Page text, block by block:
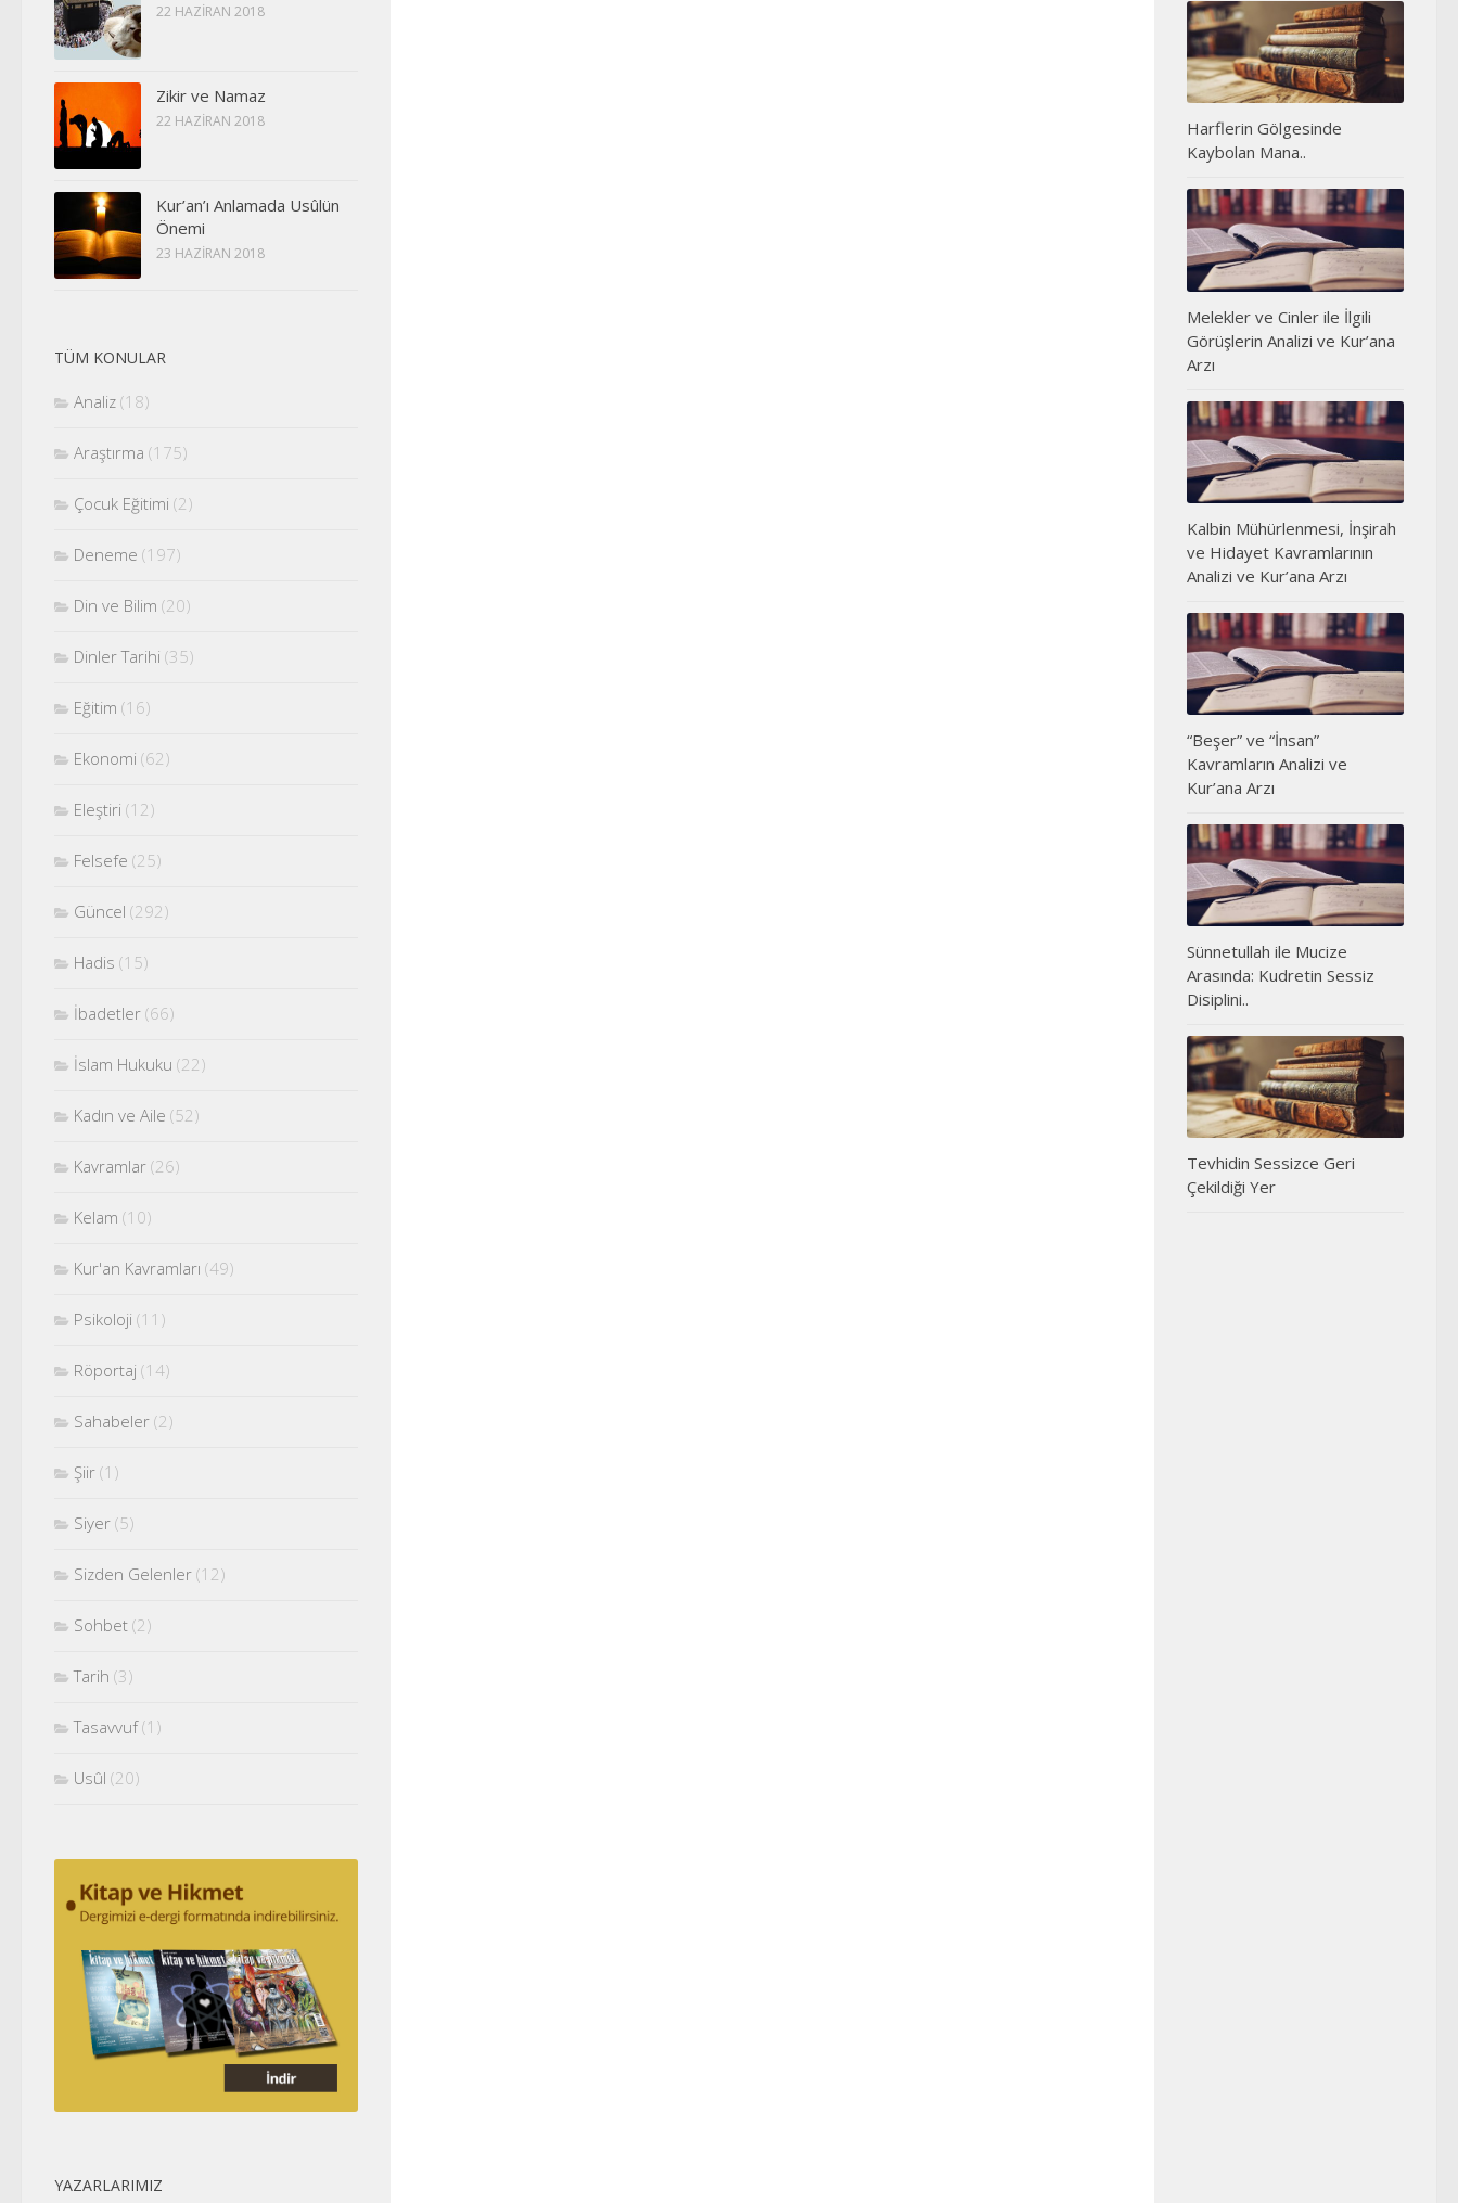
22 HAZIRAN 2018
Zikir ve Namaz
22 HAZIRAN 2018
Kur’an’ı Anlamada Usûlün
Önemi
23 HAZIRAN 2018
TÜM KONULAR
Analiz (18)
Araştırma (175)
Çocuk Eğitimi (2)
Deneme (197)
Din ve Bilim (20)
Dinler Tarihi (35)
Eğitim (16)
Ekonomi (62)
Eleştiri (12)
Felsefe (25)
Güncel (292)
Hadis (15)
İbadetler (66)
İslam Hukuku (22)
Kadın ve Aile (52)
Kavramlar (26)
Kelam (10)
Kur'an Kavramları (49)
Psikoloji (11)
Röportaj (14)
Sahabeler (2)
Şiir (1)
Siyer (5)
Sizden Gelenler (12)
Sohbet (2)
Tarih (3)
Tasavvuf(1)
Usûl (20)
YAZARLARIMIZ
Harflerin Gölgesinde
Kaybolan Mana..
Melekler ve Cinler ile İlgili
Görüşlerin Analizi ve Kur’ana
Arzı
Kalbin Mühürlenmesi, İnşirah
ve Hidayet Kavramlarının
Analizi ve Kur’ana Arzı
“Beşer” ve “İnsan”
Kavramların Analizi ve
Kur’ana Arzı
Sünnetullah ile Mucize
Arasında: Kudretin Sessiz
Disiplini..
Tevhidin Sessizce Geri
Çekildiği Yer